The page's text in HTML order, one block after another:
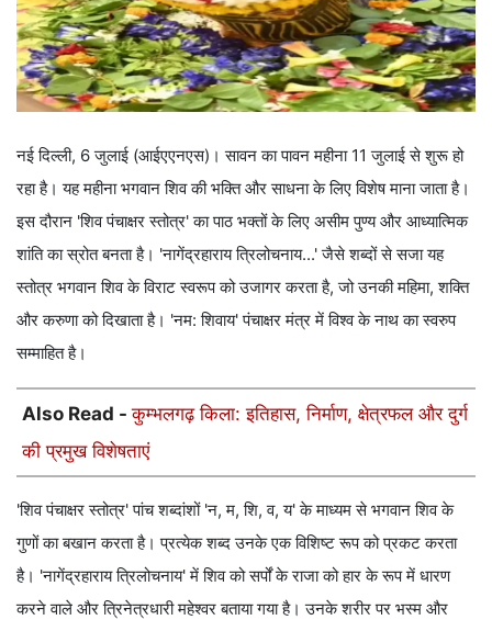
नई दिल्ली, 6 जुलाई (आईएएनएस)। सावन का पावन महीना 11 जुलाई से शुरू हो
रहा है। यह महीना भगवान शिव की भक्ति और साधना के लिए विशेष माना जाता है।
इस दौरान 'शिव पंचाक्षर स्तोत्र' का पाठ भक्तों के लिए असीम पुण्य और आध्यात्मिक
शांति का स्रोत बनता है। 'नागेंद्रहाराय त्रिलोचनाय...' जैसे शब्दों से सजा यह
स्तोत्र भगवान शिव के विराट स्वरूप को उजागर करता है, जो उनकी महिमा, शक्ति
और करुणा को दिखाता है। 'नम: शिवाय' पंचाक्षर मंत्र में विश्व के नाथ का स्वरुप
सम्माहित है।
Also Read -कुम्भलगढ़ किला: इतिहास, निर्माण, क्षेत्रफल और दुर्ग
की प्रमुख विशेषताएं
'शिव पंचाक्षर स्तोत्र' पांच शब्दांशों 'न, म, शि, व, य' के माध्यम से भगवान शिव के
गुणों का बखान करता है। प्रत्येक शब्द उनके एक विशिष्ट रूप को प्रकट करता
है। 'नागेंद्रहाराय त्रिलोचनाय' में शिव को सर्पों के राजा को हार के रूप में धारण
करने वाले और त्रिनेत्रधारी महेश्वर बताया गया है। उनके शरीर पर भस्म और